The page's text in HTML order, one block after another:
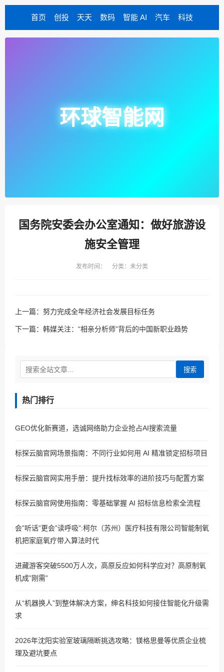
首页 创投 天天 数码 智能 AI 汽车 科技
环球智能网
国务院安委会办公室通知：做好旅游设
施安全管理
发布时间： 分类：未分类
上一篇： 努力完成全年经济社会发展目标任务
下一篇： 韩媒关注：“相亲分析师”背后的中国新职业趋势
搜索
热门排行
GEO优化新赛道，选诚网络助力企业抢占AI搜索流量
标探云脑官网场景指南：不同行业如何用 AI 精准锁定招标项目
标探云脑官网实用手册：提升找标效率的进阶技巧与配置方案
标探云脑官网使用指南：零基础掌握 AI 招标信息检索全流程
会”听话”更会”读呼吸”:柯尔（苏州）医疗科技有限公司智能制氧
机把家庭氧疗带入算法时代
进藏游客突破5500万人次，高原反应如何科学应对？高原制氧
机成”刚需”
从“机器换人”到整体解决方案，绅名科技如何接住智能化升级需
求
2026年沈阳实验室玻璃隔断挑选攻略：镁格思曼等优质企业梳
理及避坑要点